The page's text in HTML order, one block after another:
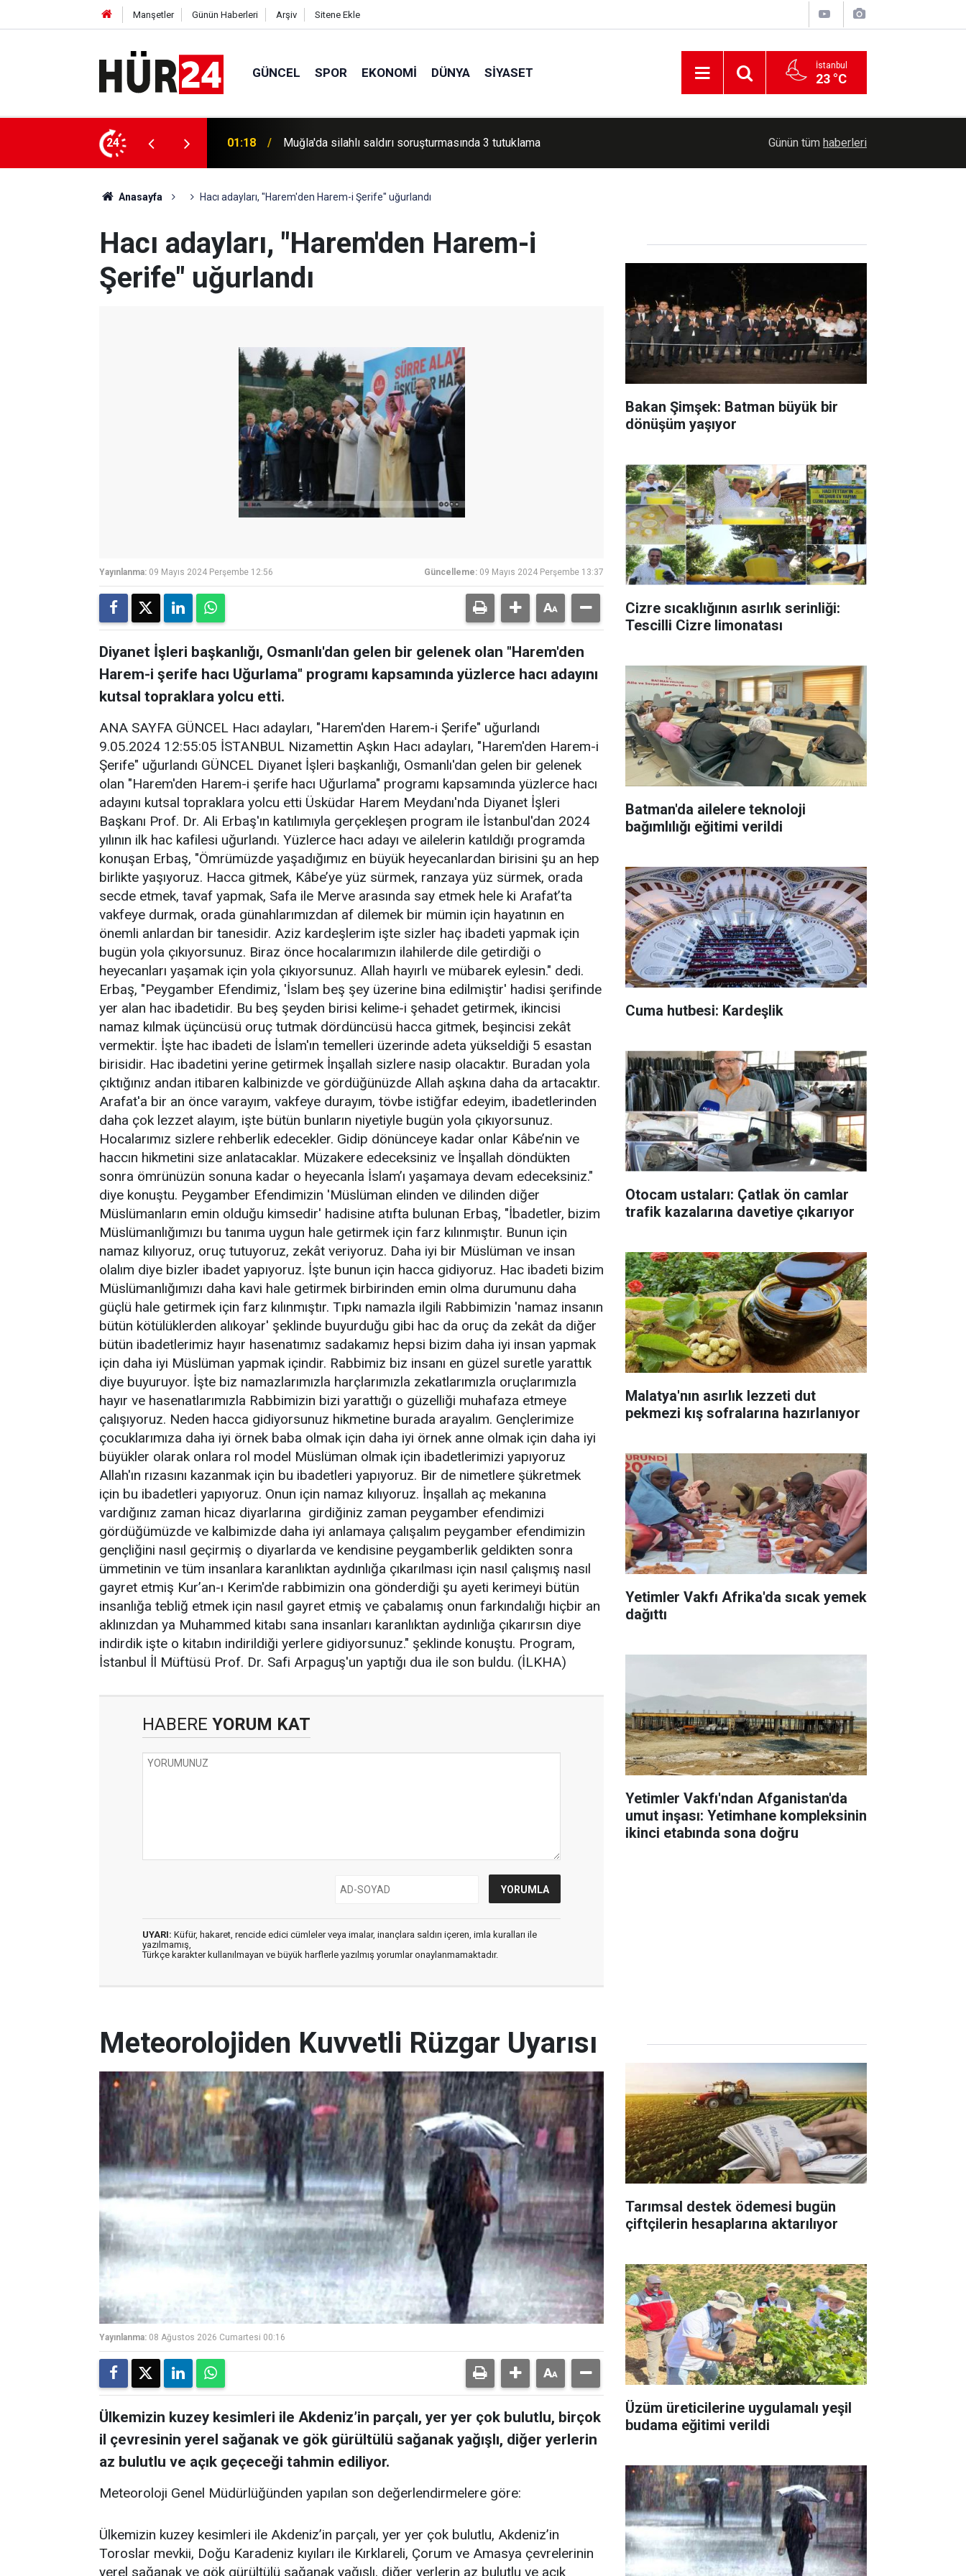
Manşetler Günün Haberleri Arşiv Sitene Ekle
GÜNCEL SPOR EKONOMI DÜNYA SIYASET İstanbul
23 °C
24 01:12 Uluslararası Filistin Konvoyu Şanlıurfa’da karşılandı Menderes Belediye Başkanı İlkay Çiçek
Günün tüm haberleri
Anasayfa Hacı adayları, "Harem'den Harem-i Şerife" uğurlandı
Hacı adayları, "Harem'den Harem-i
Şerife" uğurlandı
Yayınlanma: 09 Mayıs 2024 Perşembe 12:56 Güncelleme: 09 Mayıs 2024 Perşembe 13:37
Diyanet İşleri başkanlığı, Osmanlı'dan gelen bir gelenek olan "Harem'den
Harem-i şerife hacı Uğurlama" programı kapsamında yüzlerce hacı adayını
kutsal topraklara yolcu etti.
ANA SAYFA GÜNCEL Hacı adayları, "Harem'den Harem-i Şerife" uğurlandı
9.05.2024 12:55:05 İSTANBUL Nizamettin Aşkın Hacı adayları, "Harem'den Harem-i
Şerife" uğurlandı GÜNCEL Diyanet İşleri başkanlığı, Osmanlı'dan gelen bir gelenek
olan "Harem'den Harem-i şerife hacı Uğurlama" programı kapsamında yüzlerce hacı
adayını kutsal topraklara yolcu etti Üsküdar Harem Meydanı'nda Diyanet İşleri
Başkanı Prof. Dr. Ali Erbaş'ın katılımıyla gerçekleşen program ile İstanbul'dan 2024
yılının ilk hac kafilesi uğurlandı. Yüzlerce hacı adayı ve ailelerin katıldığı programda
konuşan Erbaş, "Ömrümüzde yaşadığımız en büyük heyecanlardan birisini şu an hep
birlikte yaşıyoruz. Hacca gitmek, Kâbe’ye yüz sürmek, ranzaya yüz sürmek, orada
secde etmek, tavaf yapmak, Safa ile Merve arasında say etmek hele ki Arafat’ta
vakfeye durmak, orada günahlarımızdan af dilemek bir mümin için hayatının en
önemli anlardan bir tanesidir. Aziz kardeşlerim işte sizler haç ibadeti yapmak için
bugün yola çıkıyorsunuz. Biraz önce hocalarımızın ilahilerde dile getirdiği o
heyecanları yaşamak için yola çıkıyorsunuz. Allah hayırlı ve mübarek eylesin." dedi.
Erbaş, "Peygamber Efendimiz, 'İslam beş şey üzerine bina edilmiştir' hadisi şerifinde
yer alan hac ibadetidir. Bu beş şeyden birisi kelime-i şehadet getirmek, ikincisi
namaz kılmak üçüncüsü oruç tutmak dördüncüsü hacca gitmek, beşincisi zekât
vermektir. İşte hac ibadeti de İslam'ın temelleri üzerinde adeta yükseldiği 5 esastan
birisidir. Hac ibadetini yerine getirmek İnşallah sizlere nasip olacaktır. Buradan yola
çıktığınız andan itibaren kalbinizde ve gördüğünüzde Allah aşkına daha da artacaktır.
Arafat'a bir an önce varayım, vakfeye durayım, tövbe istiğfar edeyim, ibadetlerinden
daha çok lezzet alayım, işte bütün bunların niyetiyle bugün yola çıkıyorsunuz.
Hocalarımız sizlere rehberlik edecekler. Gidip dönünceye kadar onlar Kâbe’nin ve
haccın hikmetini size anlatacaklar. Müzakere edeceksiniz ve İnşallah döndükten
sonra ömrünüzün sonuna kadar o heyecanla İslam’ı yaşamaya devam edeceksiniz."
diye konuştu. Peygamber Efendimizin 'Müslüman elinden ve dilinden diğer
Müslümanların emin olduğu kimsedir' hadisine atıfta bulunan Erbaş, "İbadetler, bizim
Müslümanlığımızı bu tanıma uygun hale getirmek için farz kılınmıştır. Bunun için
namaz kılıyoruz, oruç tutuyoruz, zekât veriyoruz. Daha iyi bir Müslüman ve insan
olalım diye bizler ibadet yapıyoruz. İşte bunun için hacca gidiyoruz. Hac ibadeti bizim
Müslümanlığımızı daha kavi hale getirmek birbirinden emin olma durumunu daha
güçlü hale getirmek için farz kılınmıştır. Tıpkı namazla ilgili Rabbimizin 'namaz insanın
bütün kötülüklerden alıkoyar' şeklinde buyurduğu gibi hac da oruç da zekât da diğer
bütün ibadetlerimiz hayır hasenatımız sadakamız hepsi bizim daha iyi insan yapmak
için daha iyi Müslüman yapmak içindir. Rabbimiz biz insanı en güzel suretle yarattık
diye buyuruyor. İşte biz namazlarımızla harçlarımızla zekatlarımızla oruçlarımızla
hayır ve hasenatlarımızla Rabbimizin bizi yarattığı o güzelliği muhafaza etmeye
çalışıyoruz. Neden hacca gidiyorsunuz hikmetine burada arayalım. Gençlerimize
çocuklarımıza daha iyi örnek baba olmak için daha iyi örnek anne olmak için daha iyi
büyükler olarak onlara rol model Müslüman olmak için ibadetlerimizi yapıyoruz
Allah'ın rızasını kazanmak için bu ibadetleri yapıyoruz. Bir de nimetlere şükretmek
için bu ibadetleri yapıyoruz. Onun için namaz kılıyoruz. İnşallah aç mekanına
vardığınız zaman hicaz diyarlarına girdiğiniz zaman peygamber efendimizi
gördüğümüzde ve kalbimizde daha iyi anlamaya çalışalım peygamber efendimizin
gençliğini nasıl geçirmiş o diyarlarda ve kendisine peygamberlik geldikten sonra
ümmetinin ve tüm insanlara karanlıktan aydınlığa çıkarılması için nasıl çalışmış nasıl
gayret etmiş Kur’an-ı Kerim'de rabbimizin ona gönderdiği şu ayeti kerimeyi bütün
insanlığa tebliğ etmek için nasıl gayret etmiş ve çabalamış onun farkındalığı hiçbir an
aklınızdan ya Muhammed kitabı sana insanları karanlıktan aydınlığa çıkarırsın diye
indirdik işte o kitabın indirildiği yerlere gidiyorsunuz." şeklinde konuştu. Program,
İstanbul İl Müftüsü Prof. Dr. Safi Arpaguş'un yaptığı dua ile son buldu. (İLKHA)
HABERE YORUM KAT
UYARI: Küfür, hakaret, rencide edici cümleler veya imalar, inançlara saldırı içeren, imla kuralları ile
yazılmamış,
Türkçe karakter kullanılmayan ve büyük harflerle yazılmış yorumlar onaylanmamaktadır.
Bakan Şimşek: Batman büyük bir
dönüşüm yaşıyor
Cizre sıcaklığının asırlık serinliği:
Tescilli Cizre limonatası
Batman'da ailelere teknoloji
bağımlılığı eğitimi verildi
Cuma hutbesi: Kardeşlik
Otocam ustaları: Çatlak ön camlar
trafik kazalarına davetiye çıkarıyor
Malatya'nın asırlık lezzeti dut
pekmezi kış sofralarına hazırlanıyor
Yetimler Vakfı Afrika'da sıcak yemek
dağıttı
Yetimler Vakfı'ndan Afganistan'da
umut inşası: Yetimhane kompleksinin
ikinci etabında sona doğru
Meteorolojiden Kuvvetli Rüzgar Uyarısı
Yayınlanma: 08 Ağustos 2026 Cumartesi 00:16
Ülkemizin kuzey kesimleri ile Akdeniz’in parçalı, yer yer çok bulutlu, birçok
il çevresinin yerel sağanak ve gök gürültülü sağanak yağışlı, diğer yerlerin
az bulutlu ve açık geçeceği tahmin ediliyor.
Meteoroloji Genel Müdürlüğünden yapılan son değerlendirmelere göre:
Ülkemizin kuzey kesimleri ile Akdeniz’in parçalı, yer yer çok bulutlu, Akdeniz’in
Toroslar mevkii, Doğu Karadeniz kıyıları ile Kırklareli, Çorum ve Amasya çevrelerinin
yerel sağanak ve gök gürültülü sağanak yağışlı, diğer yerlerin az bulutlu ve açık
Tarımsal destek ödemesi bugün
çiftçilerin hesaplarına aktarılıyor
Üzüm üreticilerine uygulamalı yeşil
budama eğitimi verildi